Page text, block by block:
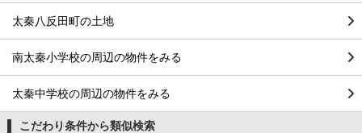
太秦八反田町の土地
南太秦小学校の周辺の物件をみる
太秦中学校の周辺の物件をみる
こだわり条件から類似検索